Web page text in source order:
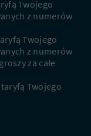
Twojego
z numerów
Twojego
z numerów
za całe
Twojego